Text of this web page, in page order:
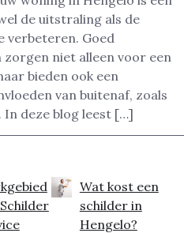
de uitstraling als de
verbeteren. Goed
niet alleen voor een
bieden ook een
van buitenaf, zoals
deze blog leest […]
Wat kost een
schilder in
Hengelo?